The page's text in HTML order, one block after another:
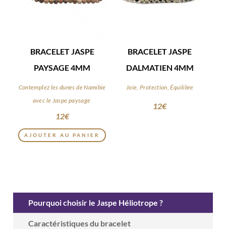
BRACELET JASPE
PAYSAGE 4MM
Contemplez les dunes de Namibie
avec le Jaspe paysage
12€
AJOUTER AU PANIER
BRACELET JASPE
DALMATIEN 4MM
Joie, Protection, Équilibre
12€
Pourquoi choisir le Jaspe Héliotrope ?
Caractéristiques du bracelet